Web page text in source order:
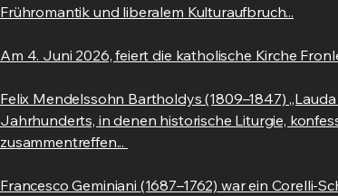
Frühromantik und liberalem Kulturaufbruch...
Am 4. Juni 2026, feiert die katholische Kirche
Felix Mendelssohn Bartholdys (1809–1847)
Jahrhunderts, in denen historische Liturgie,
zusammentreffen...
Francesco Geminiani (1687–1762) war ein Corelli-